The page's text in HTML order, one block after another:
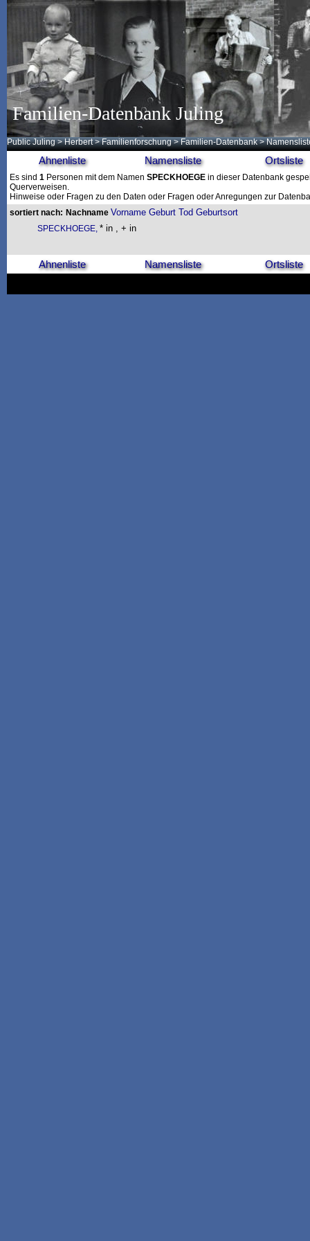
Familien-Datenbank Juling
Public Juling >Herbert >Familienforschung >Familien-Datenbank >
Ahnenliste Namensliste Ortsliste
Es sind 1 Personen mit dem Namen SPECKHOEGE in dieser Datenbank
Querverweisen.
Hinweise oder Fragen zu den Daten oder Fragen oder Anregungen zur
sortiert nach: Nachname Vorname Geburt Tod Geburtsort
SPECKHOEGE, * in , + in
Ahnenliste Namensliste Ortsliste